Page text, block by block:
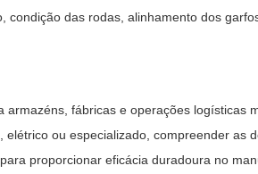
condição das rodas, alinhamento dos
fábricas e operações
ou especializado, compreender
proporcionar eficácia duradoura no